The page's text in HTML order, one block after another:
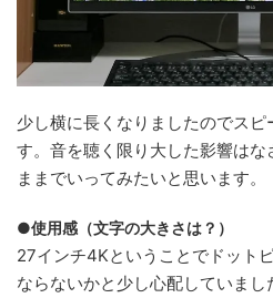
少し横に長くなりましたのでス
す。音を聴く限り大した影響は
ままでいってみたいと思います。
●使用感（文字の大きさは？）
27インチ4Kということでドット
ならないかと少し心配していま